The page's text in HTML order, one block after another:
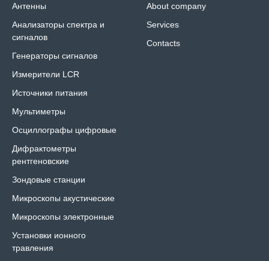
Антенны
Анализаторы спектра и
сигналов
Генераторы сигналов
Измерители LCR
Источники питания
Мультиметры
Осциллографы цифровые
Дифрактометры
рентгеновские
Зондовые станции
Микроскопы акустические
Микроскопы электронные
Установки ионного
травления
About company
Services
Contacts